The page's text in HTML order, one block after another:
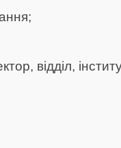
відділ,